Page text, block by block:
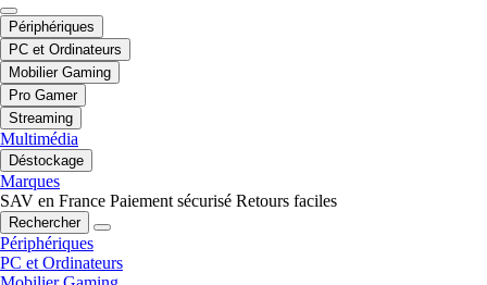
Périphériques
PC et Ordinateurs
Mobilier Gaming
Pro Gamer
Streaming
Multimédia
Déstockage
Marques
SAV en France Paiement sécurisé Retours faciles
Rechercher
Périphériques
PC et Ordinateurs